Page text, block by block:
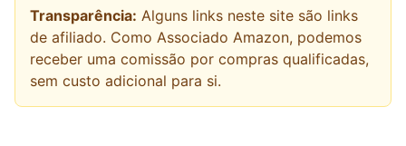
Transparência: Alguns links neste site são links
de afiliado. Como Associado Amazon, podemos
receber uma comissão por compras qualificadas,
sem custo adicional para si.